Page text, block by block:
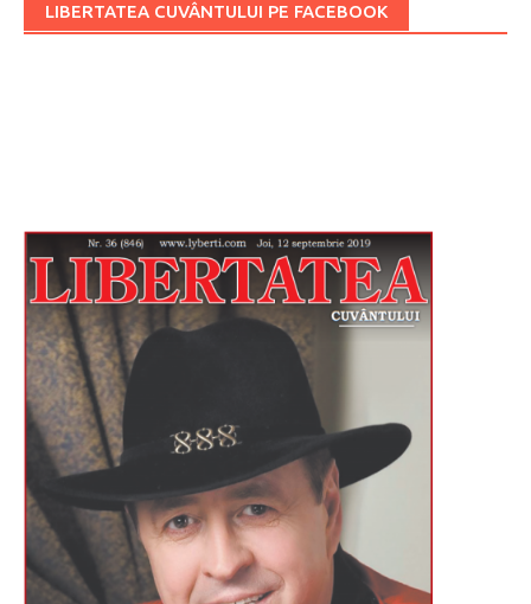
LIBERTATEA CUVÂNTULUI PE FACEBOOK